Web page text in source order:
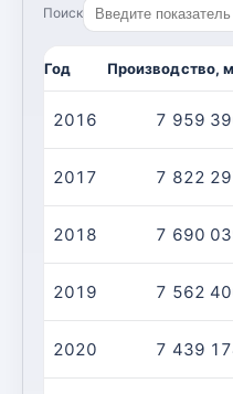
Поиск
Год Производство,
2016 7 959
2017 7 822
2018 7 690
2019 7 562
2020 7 439